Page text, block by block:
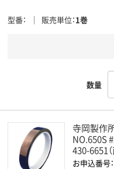
型番 販売単位 1巻
数量
寺岡製作
NO.650S
430-6651
お申込番号